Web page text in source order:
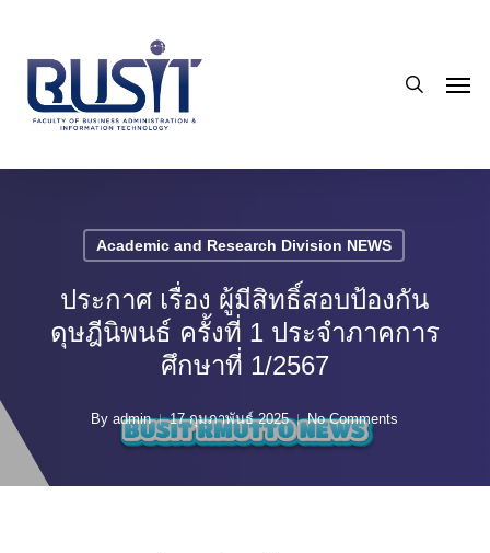
main
content
Academic and Research Division NEWS
ประกาศ เรื่อง ผู้มีสิทธิ์สอบป้องกัน
ดุษฎีนิพนธ์ ครั้งที่ 1 ประจำภาคการ
ศึกษาที่ 1/2567
By admin 17 กุมภาพันธ์ 2025 No Comments